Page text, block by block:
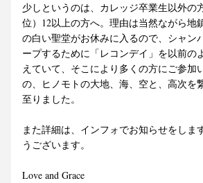
少しというのは、カレッジ卒業生以外の
位）12以上の方へ。理由は当然ながら地
の白い聖堂がお休みに入るので、シャン
ープするために「レコンデイ」を以前の
えていて、そこにより多くの方にご参加
の、ヒノモトの大地、海、空と、高次を
至りました。
また詳細は、インフォでお知らせをしま
うございます。
Love and Grace